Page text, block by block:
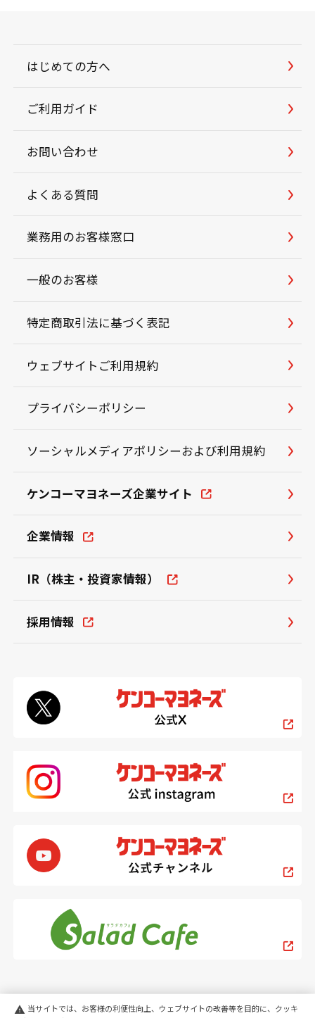
はじめての方へ
ご利用ガイド
お問い合わせ
よくある質問
業務用のお客様窓口
一般のお客様
特定商取引法に基づく表記
ウェブサイトご利用規約
プライバシーポリシー
ソーシャルメディアポリシーおよび利用規約
ケンコーマヨネーズ企業サイト
企業情報
IR（株主・投資家情報）
採用情報
warning 当サイトでは、お客様の利便性向上、ウェブサイトの改善等を目的に、クッキ